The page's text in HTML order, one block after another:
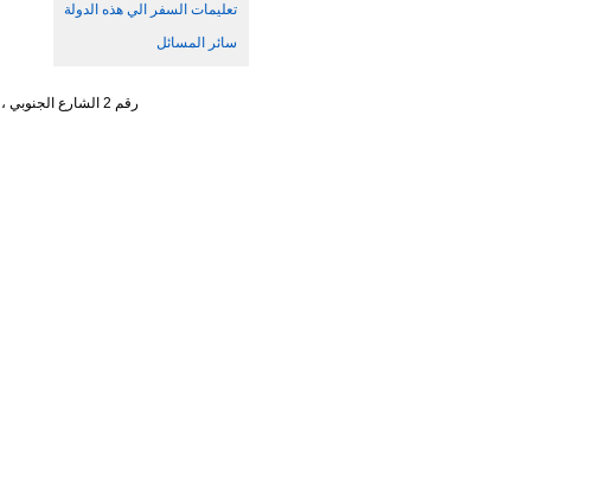
تعليمات السفر الي هذه الدولة
سائر المسائل
رقم 2 الشارع الجنوبي ، تشاو يانغ من ، حي تشاو يانغ ، مدينة بكين رقم البريد : 100701 التليفون : 65961114 - 10 - 86 +